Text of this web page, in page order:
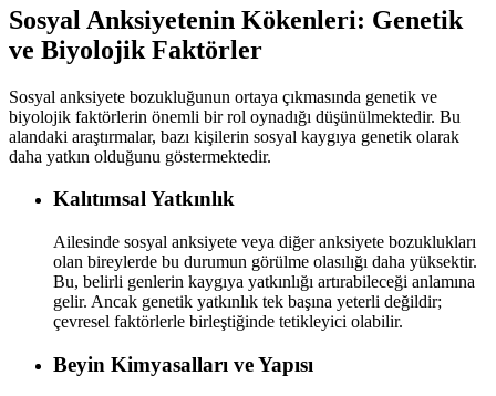
Sosyal Anksiyetenin Kökenleri: Genetik
ve Biyolojik Faktörler
Sosyal anksiyete bozukluğunun ortaya çıkmasında genetik ve
biyolojik faktörlerin önemli bir rol oynadığı düşünülmektedir. Bu
alandaki araştırmalar, bazı kişilerin sosyal kaygıya genetik olarak
daha yatkın olduğunu göstermektedir.
Kalıtımsal Yatkınlık
Ailesinde sosyal anksiyete veya diğer anksiyete bozuklukları
olan bireylerde bu durumun görülme olasılığı daha yüksektir.
Bu, belirli genlerin kaygıya yatkınlığı artırabileceği anlamına
gelir. Ancak genetik yatkınlık tek başına yeterli değildir;
çevresel faktörlerle birleştiğinde tetikleyici olabilir.
Beyin Kimyasalları ve Yapısı